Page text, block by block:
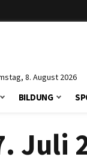
8. August 2026
BILDUNG
Juli